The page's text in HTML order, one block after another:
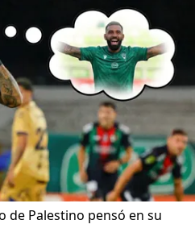
de Palestino pensó en su